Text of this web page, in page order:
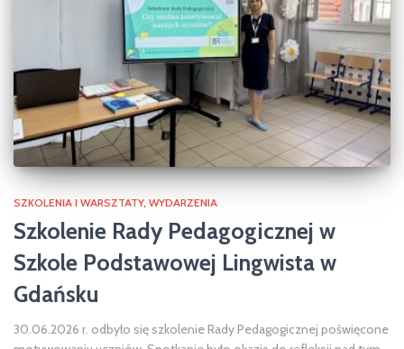
SZKOLENIA I WARSZTATY WYDARZENIA
Szkolenie Rady Pedagogicznej w
Szkole Podstawowej Lingwista w
Gdańsku
30.06.2026 r. odbyło się szkolenie Rady Pedagogicznej poświęcone